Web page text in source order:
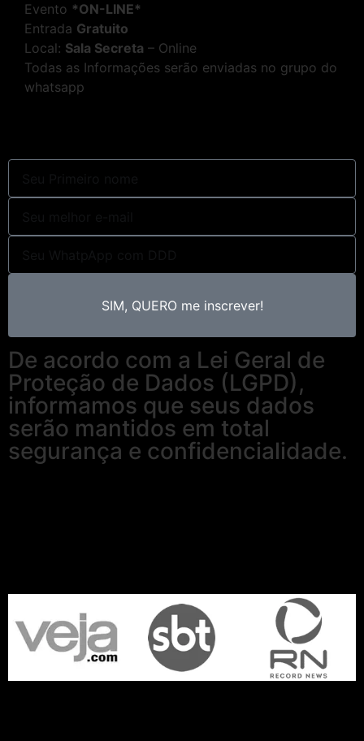
Evento *ON-LINE*
Entrada Gratuito
Local: Sala Secreta – Online
Todas as Informações serão enviadas no grupo do
whatsapp
SIM, QUERO me inscrever!
De acordo com a Lei Geral de
Proteção de Dados (LGPD),
informamos que seus dados
serão mantidos em total
segurança e confidencialidade.